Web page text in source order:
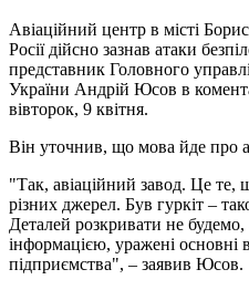
Авіаційний центр в місті
Росії дійсно зазнав атаки
представник Головного
України Андрій Юсов в
вівторок, 9 квітня.
Він уточнив, що мова йде про
"Так, авіаційний завод. Це те,
різних джерел. Був гуркіт –
Деталей розкривати не
інформацією, уражені основні
підприємства", – заявив Юсов.